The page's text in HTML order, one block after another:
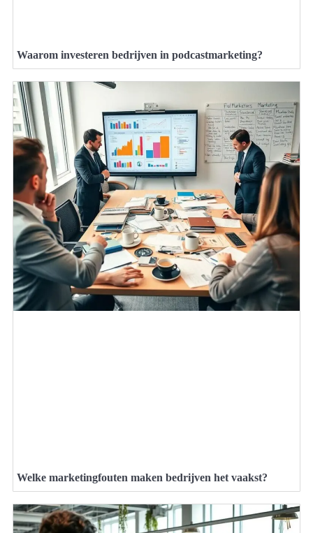
Waarom investeren bedrijven in podcastmarketing?
Welke marketingfouten maken bedrijven het vaakst?